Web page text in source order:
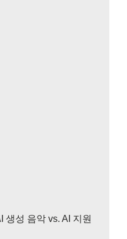
생성 음악 vs. AI 지원